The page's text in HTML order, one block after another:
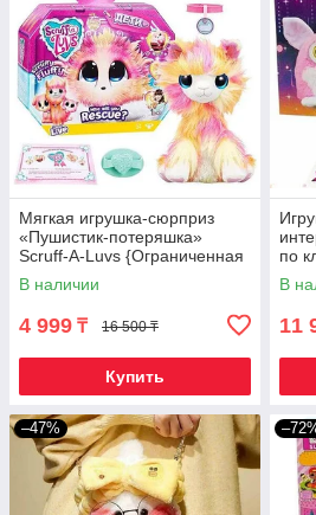
Мягкая игрушка-сюрприз
«Пушистик-потеряшка»
Scruff-A-Luvs {Ограниченная
серия} (Дети)
В наличии
4 999 ₸ 16 500 ₸
Купить
по
и
В
11
–47%